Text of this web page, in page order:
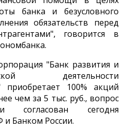
банка и безусловного
обязательств перед
говорится в
"Банк развития и
деятельности
приобретает 100% акций
чем за 5 тыс. руб., вопрос
согласован сегодня
Банком России.